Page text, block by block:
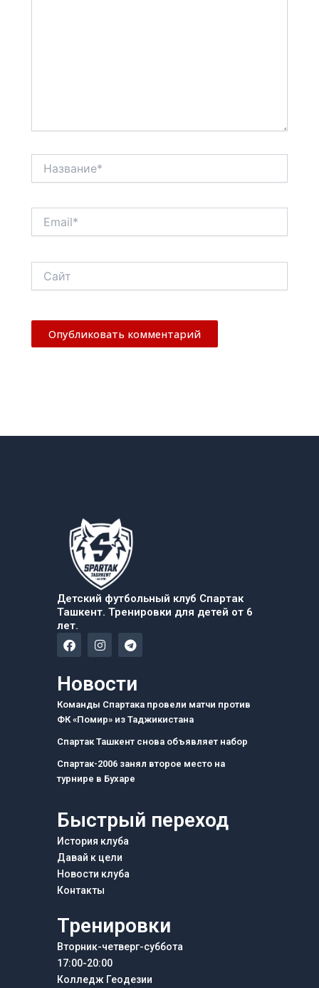
Детский футбольный клуб Спартак
Ташкент. Тренировки для детей от 6
лет.
F
a
e
b
o
k
I
n
a
g
r
a
m
T
e
g
a
m
Новости
Команды Спартака провели матчи против
ФК «Помир» из Таджикистана
Спартак Ташкент снова объявляет набор
Спартак-2006 занял второе место на
турнире в Бухаре
Быстрый переход
История клуба
Давай к цели
Новости клуба
Контакты
Тренировки
Вторник-четверг-суббота
17:00-20:00
Колледж Геодезии